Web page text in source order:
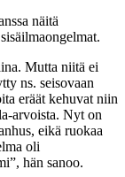
näitä
Mutta niitä ei
ns. seisovaan
eräät kehuvat niin
arvoista. Nyt on
eikä ruokaa
oli
hän sanoo.